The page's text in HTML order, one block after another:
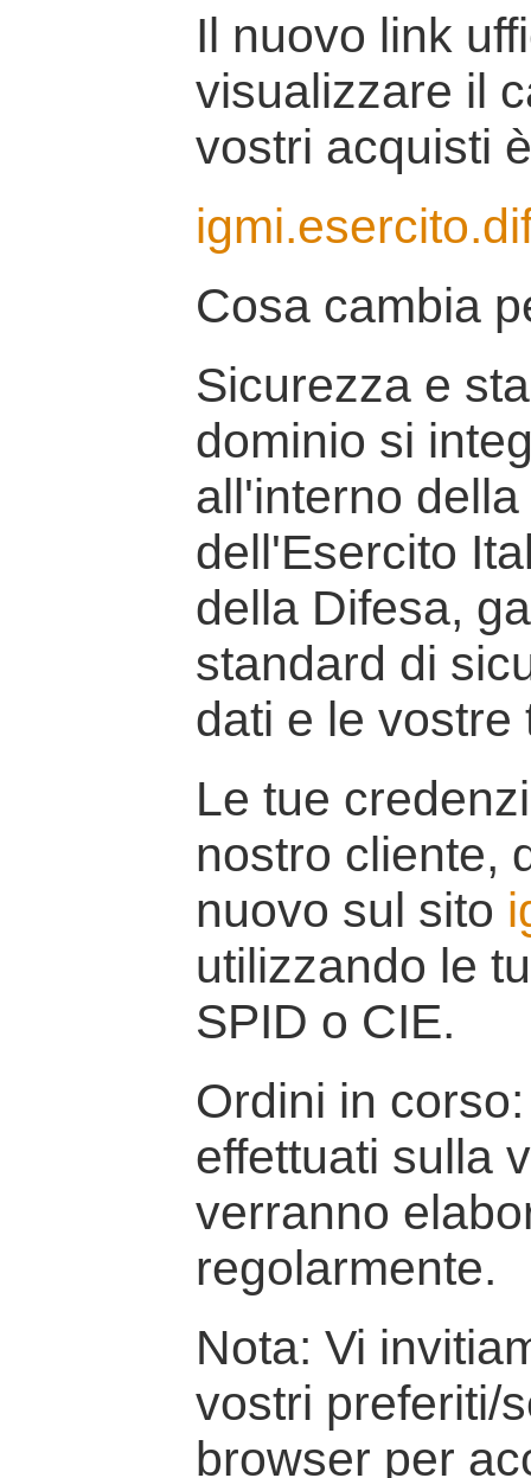
Il nuovo link
visualizzare il
vostri acquisti
Cosa cambia
Sicurezza e
dominio si
all'interno
dell'Esercito
della Difesa,
standard di
dati e le vostre
Le tue
nostro cliente,
nuovo sul sito
utilizzando le
SPID o CIE.
Ordini in
effettuati sulla
verranno
regolarmente.
Nota: Vi
vostri preferiti/
browser per